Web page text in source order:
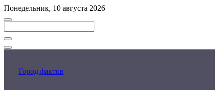
Перейти
к
контенту
Понедельник, 10 августа 2026
Закрыть
Город фактов